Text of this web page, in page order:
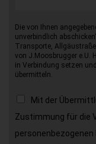
Die von Ihnen
unverbindlich
Transporte,
von J.Moosbrugger e.U.
in Verbindung setzen
übermitteln.
Mit der
Zustimmung für die
personenbezogenen